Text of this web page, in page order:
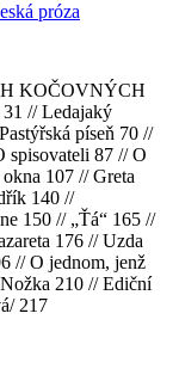
próza
KOČOVNÝCH
// Ledajaký
píseň 70 //
87 // O
107 // Greta
140 //
150 // „Ťá“ 165 //
176 // Uzda
// O jednom, jenž
210 // Ediční
217